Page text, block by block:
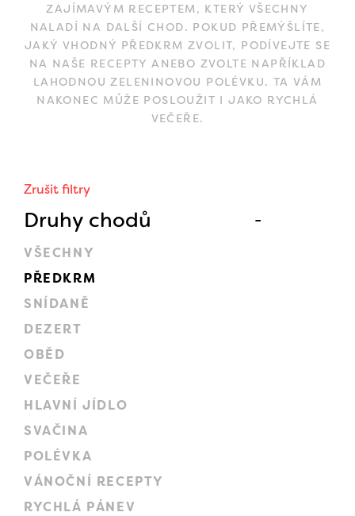
Zrušit filtry
Druhy chodů
VŠECHNY
PŘEDKRM
SNÍDANĚ
DEZERT
OBĚD
VEČEŘE
HLAVNÍ JÍDLO
SVAČINA
POLÉVKA
VÁNOČNÍ RECEPTY
RYCHLÁ PÁNEV
ZAJÍMAVÝM RECEPTEM, KTERÝ VŠECHNY
NALADÍ NA DALŠÍ CHOD. POKUD PŘEMÝŠLÍTE,
JAKÝ VHODNÝ PŘEDKRM ZVOLIT, PODÍVEJTE SE
NA NAŠE RECEPTY ANEBO ZVOLTE NAPŘÍKLAD
LAHODNOU ZELENINOVOU POLÉVKU. TA VÁM
NAKONEC MŮŽE POSLOUŽIT I JAKO RYCHLÁ
VEČEŘE.